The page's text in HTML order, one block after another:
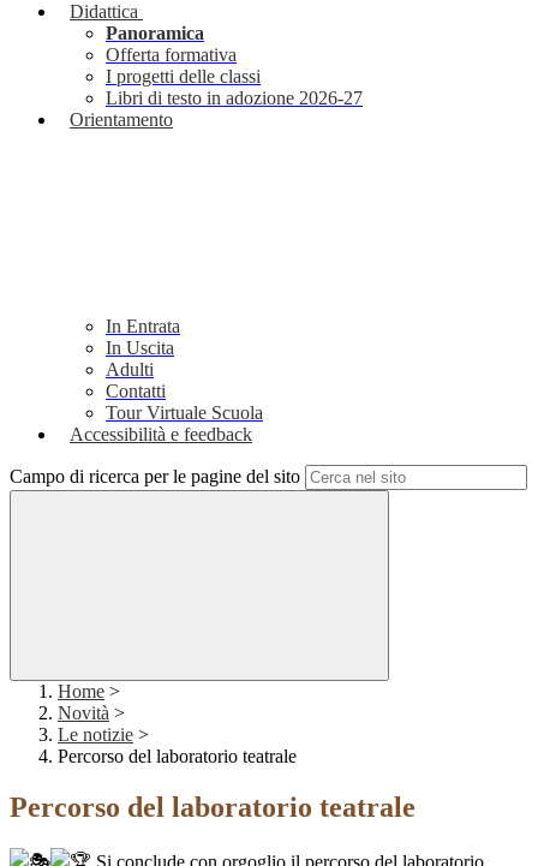
Didattica
Panoramica
Offerta formativa
I progetti delle classi
Libri di testo in adozione 2026-27
Orientamento
In Entrata
In Uscita
Adulti
Contatti
Tour Virtuale Scuola
Accessibilità e feedback
Campo di ricerca per le pagine del sito
Home >
Novità >
Le notizie >
Percorso del laboratorio teatrale
Percorso del laboratorio teatrale